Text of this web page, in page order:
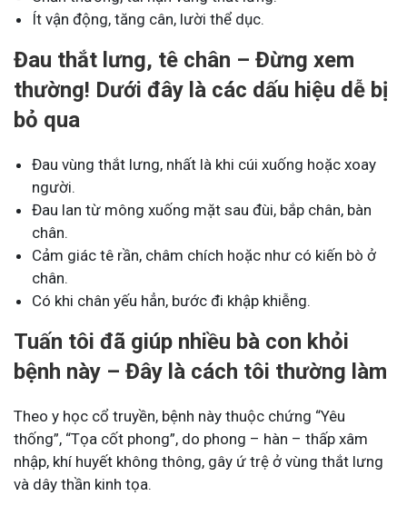
Ít vận động, tăng cân, lười thể dục.
Đau thắt lưng, tê chân – Đừng xem
thường! Dưới đây là các dấu hiệu dễ bị
bỏ qua
Đau vùng thắt lưng, nhất là khi cúi xuống hoặc xoay
người.
Đau lan từ mông xuống mặt sau đùi, bắp chân, bàn
chân.
Cảm giác tê rần, châm chích hoặc như có kiến bò ở
chân.
Có khi chân yếu hẳn, bước đi khập khiễng.
Tuấn tôi đã giúp nhiều bà con khỏi
bệnh này – Đây là cách tôi thường làm
Theo y học cổ truyền, bệnh này thuộc chứng “Yêu
thống”, “Tọa cốt phong”, do phong – hàn – thấp xâm
nhập, khí huyết không thông, gây ứ trệ ở vùng thắt lưng
và dây thần kinh tọa.